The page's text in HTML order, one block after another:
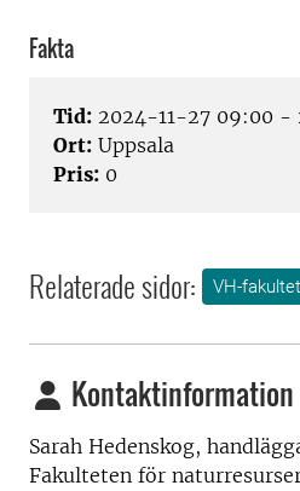
Fakta
Tid: 2024-11-27 09:00 -
Ort: Uppsala
Pris: 0
Relaterade sidor: VH-
Kontaktinformation
Sarah Hedenskog,
Fakulteten för